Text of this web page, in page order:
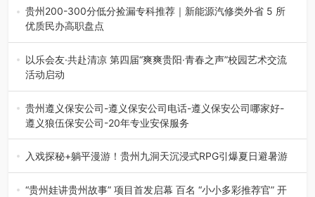
会在贵阳隆重举行。…
贵州200-300分低分捡漏专科推荐｜新能源汽修类外省 5 所
优质民办高职盘点
在贵州省高考志愿填报体系中，200至300分数段考生可选择
的省内工科、新能源汽车…
以乐会友·共赴清凉 第四届“爽爽贵阳·青春之声”校园艺术交流
活动启动
七月的贵阳，清风送爽，第四届“爽爽贵阳·青春之声”校园管
弦乐（合唱）艺术交流活动…
贵州遵义保安公司-遵义保安公司电话-遵义保安公司哪家好-
遵义狼伍保安公司-20年专业安保服务
在遵义，不管是企业园区运营、小区物业管理、建筑工地施
工、商业商场经营，还是举办各…
入戏探秘+躺平漫游！贵州九洞天沉浸式RPG引爆夏日避暑游
入伏后的贵州，清凉依旧。而在毕节深处的九洞天景区，贵
州首个水上喀斯特沉浸式RPG…
“贵州娃讲贵州故事” 项目首发启幕 百名 “小小多彩推荐官” 开